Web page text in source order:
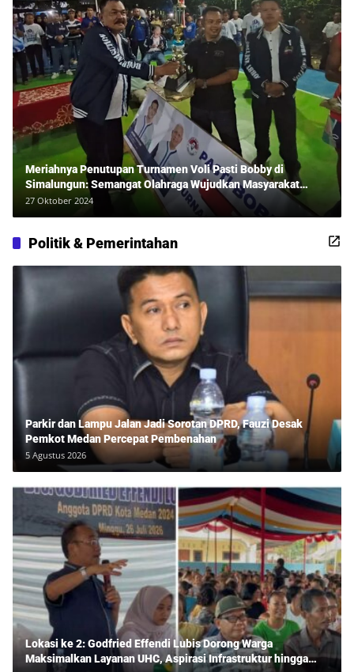
Meriahnya Penutupan Turnamen Voli Pasti Bobby di
Simalungun: Semangat Olahraga Wujudkan Masyarakat
Sehat Bersama Erwan Rozadi dan Ribuan Penonton!
27 Oktober 2024
Politik & Pemerintahan
Parkir dan Lampu Jalan Jadi Sorotan DPRD, Fauzi Desak
Pemkot Medan Percepat Pembenahan
5 Agustus 2026
Lokasi ke 2: Godfried Effendi Lubis Dorong Warga
Maksimalkan Layanan UHC, Aspirasi Infrastruktur hingga